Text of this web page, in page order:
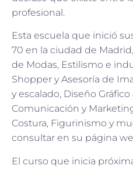
profesional.
Esta escuela que inició
70 en la ciudad de
de Modas, Estilismo e
Shopper y Asesoría de
y escalado, Diseño
Comunicación y
Costura, Figurinismo y
consultar en su página
El curso que inicia